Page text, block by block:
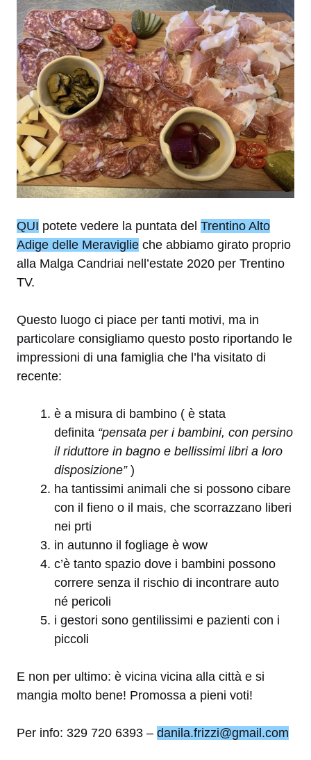
QUI potete vedere la puntata del Trentino Alto
Adige delle Meraviglie che abbiamo girato proprio
alla Malga Candriai nell’estate 2020 per Trentino
TV.
Questo luogo ci piace per tanti motivi, ma in
particolare consigliamo questo posto riportando le
impressioni di una famiglia che l’ha visitato di
recente:
è a misura di bambino ( è stata
definita “pensata per i bambini, con persino
il riduttore in bagno e bellissimi libri a loro
disposizione”)
ha tantissimi animali che si possono cibare
con il fieno o il mais, che scorrazzano liberi
nei prti
in autunno il fogliage è wow
c’è tanto spazio dove i bambini possono
correre senza il rischio di incontrare auto
né pericoli
i gestori sono gentilissimi e pazienti con i
piccoli
E non per ultimo: è vicina vicina alla città e si
mangia molto bene! Promossa a pieni voti!
Per info: 329 720 6393 – danila.frizzi@gmail.com